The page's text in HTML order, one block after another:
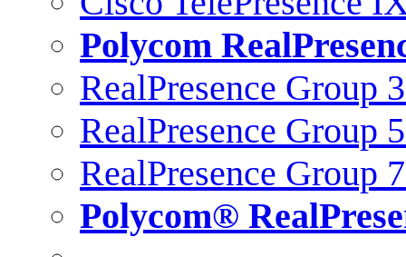
Polycom
RealPresence Group
RealPresence Group
RealPresence Group
Polycom®